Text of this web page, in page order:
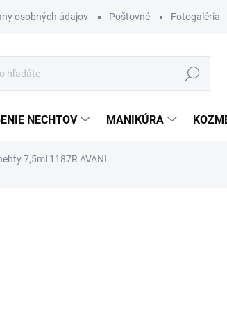
osobných údajov Poštovné Fotogaléria
Hľadať
NECHTOV MANIKÚRA
7,5ml 1187R AVANI